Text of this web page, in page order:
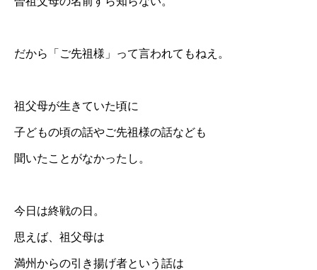
だから「ご先祖様」って言われてもねえ。
祖父母が生きていた頃に
子どもの頃の話やご先祖様の話なども
聞いたことがなかったし。
今日は終戦の日。
思えば、祖父母は
満州からの引き揚げ者という話は